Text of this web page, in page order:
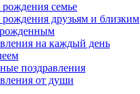
семье
друзьям и близким
на каждый день
поздравления
от души